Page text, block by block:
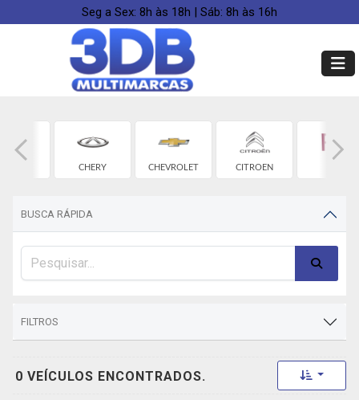
Seg a Sex: 8h às 18h | Sáb: 8h às 16h
BYD
CHERY
CHEVROLET CITROEN
BUSCA RÁPIDA
FILTROS
0 VEÍCULOS ENCONTRADOS. Toggle